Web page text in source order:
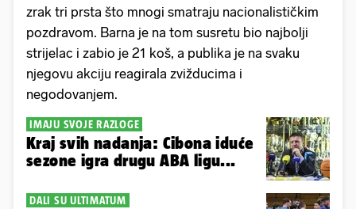
zrak tri prsta što mnogi smatraju nacionalističkim
pozdravom. Barna je na tom susretu bio najbolji
strijelac i zabio je 21 koš, a publika je na svaku
njegovu akciju reagirala zvižducima i
negodovanjem.
IMAJU SVOJE RAZLOGE
Kraj svih nadanja: Cibona iduće
sezone igra drugu ABA ligu...
DALI SU ULTIMATUM